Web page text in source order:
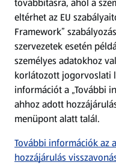
Adattörlő alkalmazás
Szervizpont
(új oldalon nyílik meg)
Fedezz fel minket az
Töltsd le az ALDI
eltérhet az EU
Framework”
szervezetek esetén
személyes adatokhoz
korlátozott jogorvoslati
információt a „További
ahhoz adott
menüpont alatt talál.
További információk az
hozzájárulás